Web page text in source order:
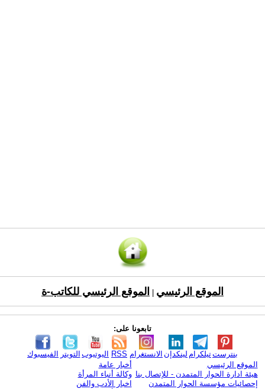
الموقع الرئيسي الموقع الرئيسي للكاتب-ة
تابعونا على:
الفيسبوك التويتر اليوتيوب RSS الانستغرام لينكدإن تيلكرامبنترست
الموقع الرئيسي
هيئة ادارة الحوار المتمدن - للإتصال بنا
إحصائيات مؤسسة الحوار المتمدن
أخبار عامة
وكالة أنباء المرأة
اخبار الأدب والفن